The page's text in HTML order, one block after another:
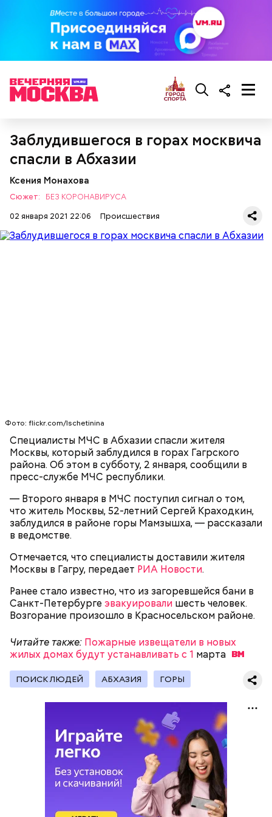
Заблудившегося в горах москвича
спасли в Абхазии
Ксения Монахова
Сюжет:
БЕЗ КОРОНАВИРУСА
02 января 2021 22:06
Происшествия
Фото: flickr.com/lschetinina
Специалисты МЧС в Абхазии спасли жителя
Москвы, который заблудился в горах Гагрского
района. Об этом в субботу, 2 января, сообщили в
пресс-службе МЧС республики.
— Второго января в МЧС поступил сигнал о том,
что житель Москвы, 52-летний Сергей Краходкин,
заблудился в районе горы Мамзышха, — рассказали
в ведомстве.
Отмечается, что специалисты доставили жителя
Москвы в Гагру, передает РИА Новости.
Ранее стало известно, что из загоревшейся бани в
Санкт-Петербурге эвакуировали шесть человек.
Возгорание произошло в Красносельском районе.
Читайте также: Пожарные извещатели в новых
жилых домах будут устанавливать с 1 марта
ПОИСК ЛЮДЕЙ АБХАЗИЯ ГОРЫ
Читайте также:Пожарные извещатели в новых
жилых домах будут устанавливать с 1 марта